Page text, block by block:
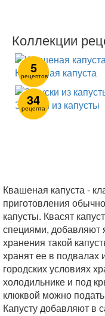
Коллекции
5
рецептов
Квашеная капуста
34
рецепта
Закуски из капусты
Квашеная капуста -
приготовления
капусты. Квасят
специями, добавляют
хранения такой
хранят ее в подвалах
городских условиях
холодильнике и под
клюквой можно
Капусту добавляют в